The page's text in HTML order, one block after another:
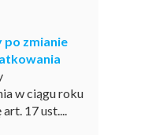
po zmianie
w ciągu roku
17 ust....